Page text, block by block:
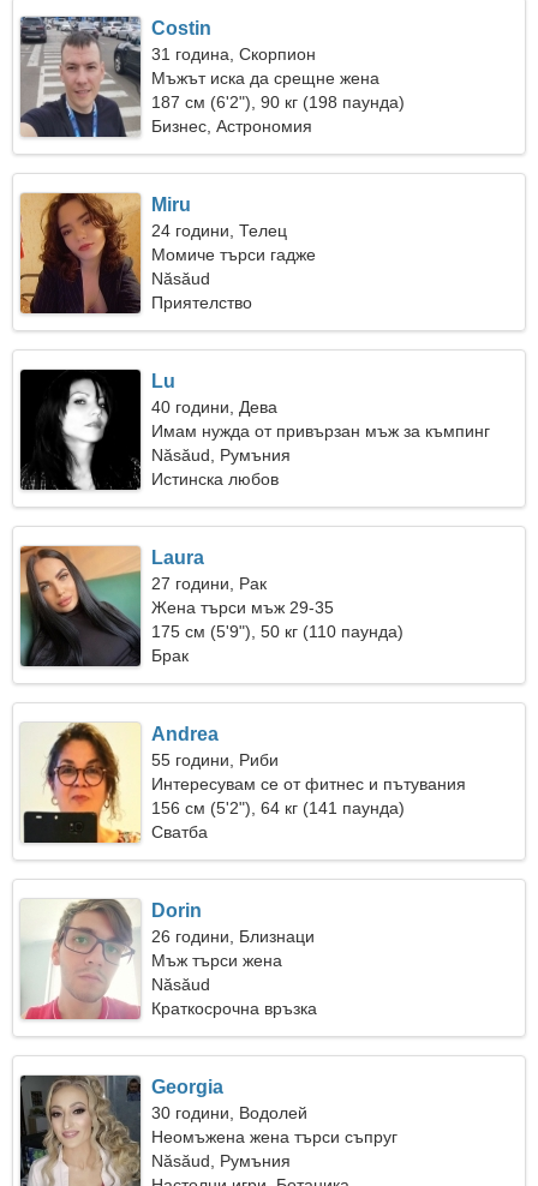
Costin
31 година, Скорпион
Мъжът иска да срещне жена
187 см (6'2"), 90 кг (198 паунда)
Бизнес, Астрономия
Miru
24 години, Телец
Момиче търси гадже
Năsăud
Приятелство
Lu
40 години, Дева
Имам нужда от привързан мъж за къмпинг
Năsăud, Румъния
Истинска любов
Laura
27 години, Рак
Жена търси мъж 29-35
175 см (5'9"), 50 кг (110 паунда)
Брак
Andrea
55 години, Риби
Интересувам се от фитнес и пътувания
156 см (5'2"), 64 кг (141 паунда)
Сватба
Dorin
26 години, Близнаци
Мъж търси жена
Năsăud
Краткосрочна връзка
Georgia
30 години, Водолей
Неомъжена жена търси съпруг
Năsăud, Румъния